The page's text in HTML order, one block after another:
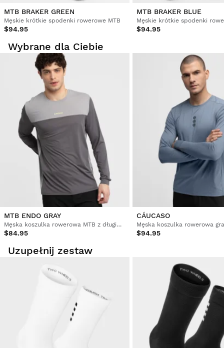
MTB BRAKER GREEN
Męskie krótkie spodenki rowerowe MTB
$94.95
MTB BRAKER BLUE
Męskie krótkie spodenki
$94.95
Wybrane dla Ciebie
MTB ENDO GRAY
Męska koszulka rowerowa MTB z długim rękawem
$84.95
CÁUCASO
$94.95
Uzupełnij zestaw